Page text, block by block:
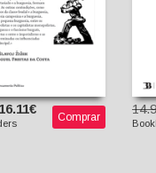
16.11€
Comprar